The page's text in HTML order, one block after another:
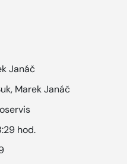
Janáč
, Marek Janáč
hod.